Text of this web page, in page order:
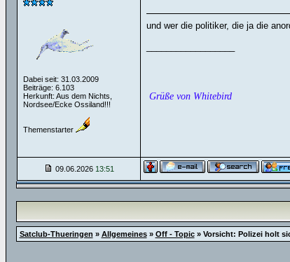
Dabei seit: 31.03.2009
Beiträge: 6.103
Herkunft: Aus dem Nichts,
Nordsee/Ecke Ossiland!!!
Themenstarter
und wer die politiker, die ja die
Grüße von Whitebird
09.06.2026 13:51
Satclub-Thueringen » Allgemeines» Off - Topic» Vorsicht: Polizei holt